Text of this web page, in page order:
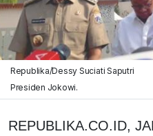
Republika/Dessy Suciati Saputri
Presiden Jokowi.
REPUBLIKA.CO.ID,